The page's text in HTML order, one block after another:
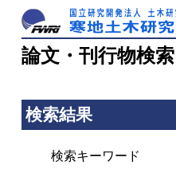
論文・刊行物検索
検索結果
検索キーワード